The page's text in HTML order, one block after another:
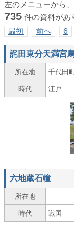
左のメニューから
735 件の資料があ
最初
前へ 6
詫田東分天満宮
所在地 千代田
時代 江戸
六地蔵石幢
所在地
時代 戦国